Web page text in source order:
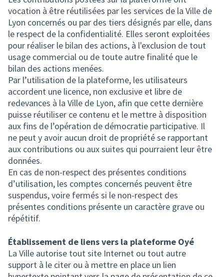
vocation à être réutilisées par les services de la Ville de
Lyon concernés ou par des tiers désignés par elle, dans
le respect de la confidentialité. Elles seront exploitées
pour réaliser le bilan des actions, à l'exclusion de tout
usage commercial ou de toute autre finalité que le
bilan des actions menées.
Par l’utilisation de la plateforme, les utilisateurs
accordent une licence, non exclusive et libre de
redevances à la Ville de Lyon, afin que cette dernière
puisse réutiliser ce contenu et le mettre à disposition
aux fins de l’opération de démocratie participative. Il
ne peut y avoir aucun droit de propriété se rapportant
aux contributions ou aux suites qui pourraient leur être
données.
En cas de non-respect des présentes conditions
d’utilisation, les comptes concernés peuvent être
suspendus, voire fermés si le non-respect des
présentes conditions présente un caractère grave ou
répétitif.
Établissement de liens vers la plateforme Oyé
La Ville autorise tout site Internet ou tout autre
support à le citer ou à mettre en place un lien